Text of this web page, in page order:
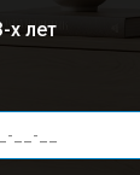
х лет